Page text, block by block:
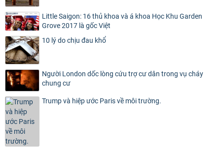
Little Saigon: 16 thủ khoa và á khoa Học Khu Garden
Grove 2017 là gốc Việt
10 lý do chịu đau khổ
Người London dốc lòng cứu trợ cư dân trong vụ cháy
chung cư
Trump và hiệp ước Paris về môi trường.